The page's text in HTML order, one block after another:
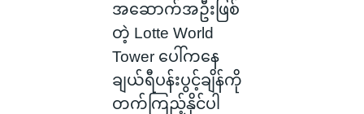
အဆောက်အဦးဖြစ်
တဲ့ Lotte World
Tower ပေါ်ကနေ
ချယ်ရီပန်းပွင့်ချိန်ကို
တက်ကြည့်နိုင်ပါ